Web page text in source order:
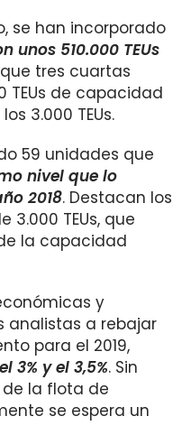
se han incorporado
unos 510.000 TEUs
tres cuartas
TEUs de capacidad
3.000 TEUs.
59 unidades que
nivel que lo
2018. Destacan los
TEUs, que
la capacidad
y
analistas a rebajar
para el 2019,
3% y el 3,5%. Sin
la flota de
se espera un